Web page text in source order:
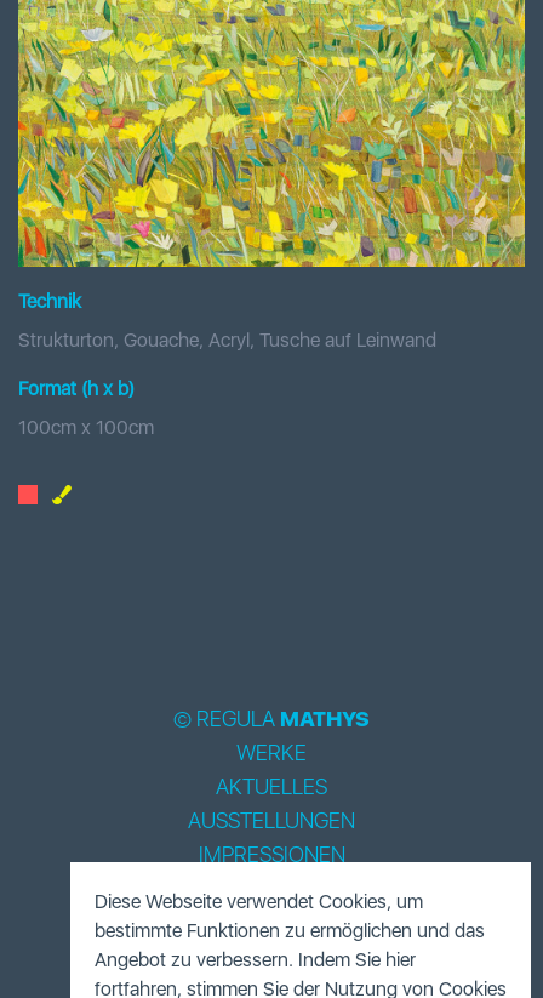
Technik
Strukturton, Gouache, Acryl, Tusche auf Leinwand
Format (h x b)
100cm x 100cm
© REGULA MATHYS
WERKE
AKTUELLES
AUSSTELLUNGEN
IMPRESSIONEN
BIOGRAPHIE
LITERATUR
ACCESSOIRES
FUNDUS
Diese Webseite verwendet Cookies, um
bestimmte Funktionen zu ermöglichen und das
Angebot zu verbessern. Indem Sie hier
fortfahren, stimmen Sie der Nutzung von Cookies